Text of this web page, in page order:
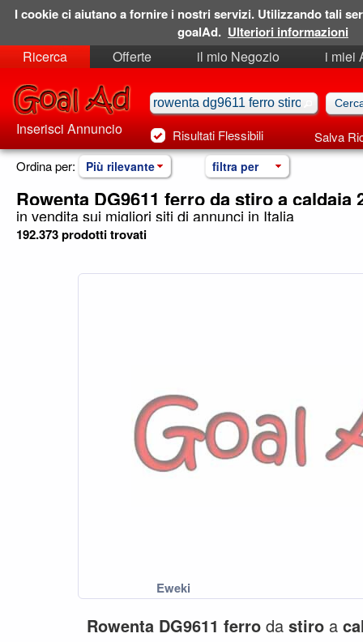
Ricerca Offerte il mio Negozio
i miei
Risultati Flessibili Salva
Inserisci Annuncio
Ordina per: Più rilevante filtra per
Rowenta DG9611 ferro da stiro a caldaia
in vendita sui migliori siti di annunci in Italia
192.373 prodotti trovati
Rowenta DG9611 ferroda stiroa
I cookie ci aiutano a fornire i nostri servizi. Utilizzando tali
goalAd. Ulteriori informazioni